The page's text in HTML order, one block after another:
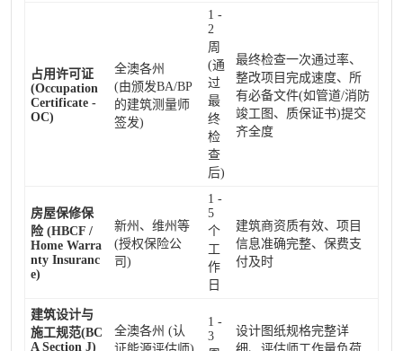
占用许可证
(Occupation
Certificate -
OC)
全澳各州
(由颁发BA/BP
的建筑测量师
签发)
1 -
2
周
(通
过
最
终
检
查
后)
最终检查一次通过率、
整改项目完成速度、所
有必备文件(如管道/消防
竣工图、质保证书)提交
齐全度
房屋保修保
险 (HBCF /
Home Warra
nty Insuranc
e)
新州、维州等
(授权保险公
司)
1 -
5
个
工
作
日
建筑商资质有效、项目
信息准确完整、保费支
付及时
建筑设计与
施工规范(BC
A Section J)
全澳各州 (认
1 -
3
设计图纸规格完整详